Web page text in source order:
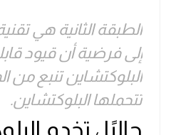
الطبقة الثانية هي
إلى فرضية أن قيود
البلوكتشاين تنبع من
تتحملها البلوكتشاين.
حاليًا ، تخدم